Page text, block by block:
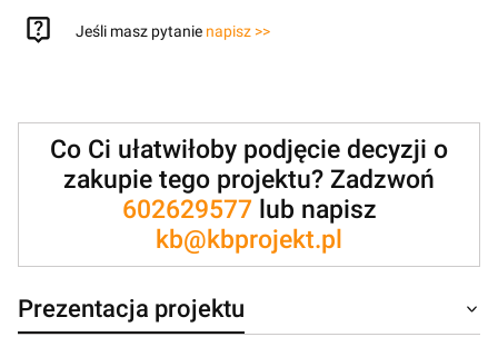
Jeśli masz pytanie napisz >>
Co Ci ułatwiłoby podjęcie decyzji o
zakupie tego projektu? Zadzwoń
602629577lub napisz
kb@kbprojekt.pl
Prezentacja projektu